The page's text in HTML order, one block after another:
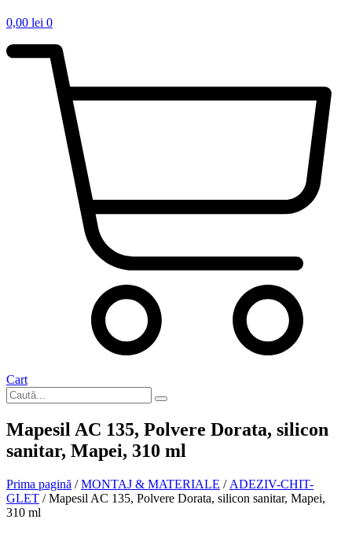
0,00 lei 0
Cart
Mapesil AC 135, Polvere Dorata, silicon
sanitar, Mapei, 310 ml
Prima pagină /MONTAJ & MATERIALE / ADEZIV-CHIT-
GLET / Mapesil AC 135, Polvere Dorata, silicon sanitar, Mapei,
310 ml